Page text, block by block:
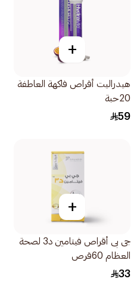
+
هيدراليت أقراص فاكهة العاطفة
20حبة
59
+
جى بى أقراص فيتامين د3 لصحة
العظام 60قرص
33